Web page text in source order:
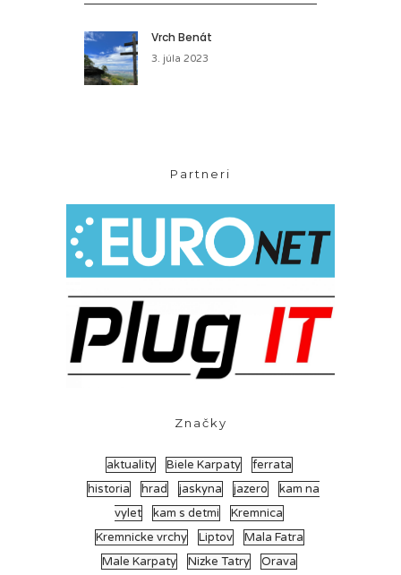
Vrch Benát
3. júla 2023
Partneri
Značky
aktuality Biele Karpaty
ferrata
historia
hrad jaskyna jazero
kam na
vylet
kam s detmi
Kremnica
Kremnicke vrchy
Liptov
Mala Fatra
Male Karpaty
Nizke Tatry
Orava